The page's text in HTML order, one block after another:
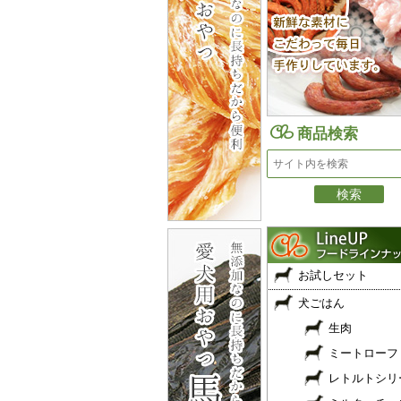
商品検索
お試しセット
犬ごはん
生肉
ミートローフ
レトルトシリ